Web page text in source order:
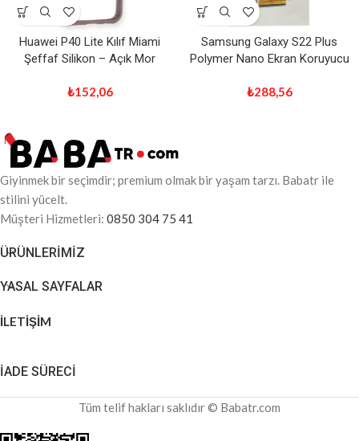
Huawei P40 Lite Kılıf Miami
Şeffaf Silikon – Açık Mor
₺152,06
Samsung Galaxy S22 Plus
Polymer Nano Ekran Koruyucu
₺288,56
Giyinmek bir seçimdir; premium olmak bir yaşam tarzı. Babatr ile
stilini yücelt.
Müşteri Hizmetleri: 0850 304 75 41
ÜRÜNLERIMIZ
YASAL SAYFALAR
İLETİŞİM
İADE SÜRECİ
Tüm telif hakları saklıdır © Babatr.com